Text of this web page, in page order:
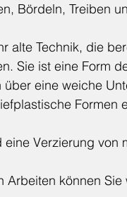
Bördeln, Treiben
alte Technik, die
Sie ist eine Form
eine weiche
Formen
eine Verzierung von
Arbeiten können